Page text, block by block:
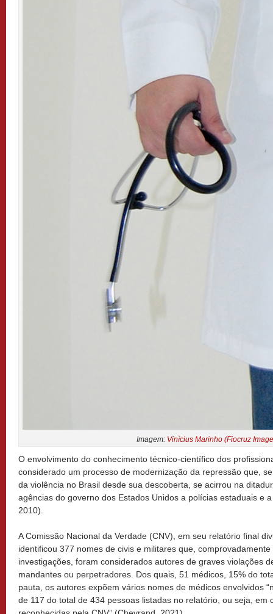
Imagem: Vinícius Marinho (Fiocruz
O envolvimento do conhecimento técnico-científico dos
considerado um processo de modernização da repressão que,
da violência no Brasil desde sua descoberta, se acirrou na
agências do governo dos Estados Unidos a polícias estaduais e
2010).
A Comissão Nacional da Verdade (CNV), em seu relatório final
identificou 377 nomes de civis e militares que,
investigações, foram considerados autores de graves violações
mandantes ou perpetradores. Dos quais, 51 médicos, 15% do
pauta, os autores expõem vários nomes de médicos envolvidos
de 117 do total de 434 pessoas listadas no relatório, ou seja,